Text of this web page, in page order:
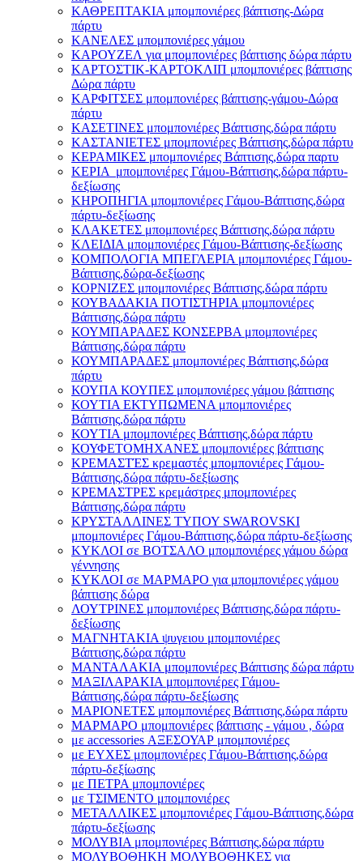
ΚΑΘΡΕΠΤΑΚΙΑ μπομπονιέρες βάπτισης-Δώρα
πάρτυ
ΚΑΝΕΛΕΣ μπομπονιέρες γάμου
ΚΑΡΟΥΖΕΛ για μπομπονιέρες βάπτισης δώρα πάρτυ
ΚΑΡΤΟΣΤΙΚ-ΚΑΡΤΟΚΛΙΠ μπομπονιέρες βάπτισης
Δώρα πάρτυ
ΚΑΡΦΙΤΣΕΣ μπομπονιέρες βάπτισης-γάμου-Δώρα
πάρτυ
ΚΑΣΕΤΙΝΕΣ μπομπονιέρες Βάπτισης,δώρα πάρτυ
ΚΑΣΤΑΝΙΕΤΕΣ μπομπονιέρες Βάπτισης,δώρα πάρτυ
ΚΕΡΑΜΙΚΕΣ μπομπονιέρες Βάπτισης,δώρα παρτυ
ΚΕΡΙΑ μπομπονιέρες Γάμου-Βάπτισης,δώρα πάρτυ-
δεξίωσης
ΚΗΡΟΠΗΓΙΑ μπομπονιέρες Γάμου-Βάπτισης,δώρα
πάρτυ-δεξίωσης
ΚΛΑΚΕΤΕΣ μπομπονιέρες Βάπτισης,δώρα πάρτυ
ΚΛΕΙΔΙΑ μπομπονιέρες Γάμου-Βάπτισης-δεξίωσης
ΚΟΜΠΟΛΟΓΙΑ ΜΠΕΓΛΕΡΙΑ μπομπονιέρες Γάμου-
Βάπτισης,δώρα-δεξίωσης
ΚΟΡΝΙΖΕΣ μπομπονιέρες Βάπτισης,δώρα πάρτυ
ΚΟΥΒΑΔΑΚΙΑ ΠΟΤΙΣΤΗΡΙΑ μπομπονιέρες
Βάπτισης,δώρα πάρτυ
ΚΟΥΜΠΑΡΑΔΕΣ ΚΟΝΣΕΡΒΑ μπομπονιέρες
Βάπτισης,δώρα πάρτυ
ΚΟΥΜΠΑΡΑΔΕΣ μπομπονιέρες Βάπτισης,δώρα
πάρτυ
ΚΟΥΠΑ ΚΟΥΠΕΣ μπομπονιέρες γάμου βάπτισης
ΚΟΥΤΙΑ ΕΚΤΥΠΩΜΕΝΑ μπομπονιέρες
Βάπτισης,δώρα πάρτυ
ΚΟΥΤΙΑ μπομπονιέρες Βάπτισης,δώρα πάρτυ
ΚΟΥΦΕΤΟΜΗΧΑΝΕΣ μπομπονιέρες βάπτισης
ΚΡΕΜΑΣΤΈΣ κρεμαστές μπομπονιέρες Γάμου-
Βάπτισης,δώρα πάρτυ-δεξίωσης
ΚΡΕΜΑΣΤΡΕΣ κρεμάστρες μπομπονιέρες
Βάπτισης,δώρα πάρτυ
ΚΡΥΣΤΑΛΛΙΝΕΣ ΤΥΠΟΥ SWAROVSKI
μπομπονιέρες Γάμου-Βάπτισης,δώρα πάρτυ-δεξίωσης
ΚΥΚΛΟΙ σε ΒΟΤΣΑΛΟ μπομπονιέρες γάμου δώρα
γέννησης
ΚΥΚΛΟΙ σε ΜΑΡΜΑΡΟ για μπομπονιέρες γάμου
βάπτισης δώρα
ΛΟΥΤΡΙΝΕΣ μπομπονιέρες Βάπτισης,δώρα πάρτυ-
δεξίωσης
ΜΑΓΝΗΤΑΚΙΑ ψυγειου μπομπονιέρες
Βάπτισης,δώρα πάρτυ
ΜΑΝΤΑΛΑΚΙΑ μπομπονιέρες Βάπτισης δώρα πάρτυ
ΜΑΞΙΛΑΡΑΚΙΑ μπομπονιέρες Γάμου-
Βάπτισης,δώρα πάρτυ-δεξίωσης
ΜΑΡΙΟΝΕΤΕΣ μπομπονιέρες Βάπτισης,δώρα πάρτυ
ΜΑΡΜΑΡΟ μπομπονιέρες βάπτισης - γάμου , δώρα
με accessories ΑΞΕΣΟΥΑΡ μπομπονιέρες
με ΕΥΧΕΣ μπομπονιέρες Γάμου-Βάπτισης,δώρα
πάρτυ-δεξίωσης
με ΠΕΤΡΑ μπομπονιέρες
με ΤΣΙΜΕΝΤΟ μπομπονιέρες
ΜΕΤΑΛΛΙΚΕΣ μπομπονιέρες Γάμου-Βάπτισης,δώρα
πάρτυ-δεξίωσης
ΜΟΛΥΒΙΑ μπομπονιέρες Βάπτισης,δώρα πάρτυ
ΜΟΛΥΒΟΘΗΚΗ ΜΟΛΥΒΟΘΗΚΕΣ για